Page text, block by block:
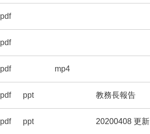
pdf
pdf
pdf mp4
pdf ppt 教務長報告
pdf ppt 20200408 更新